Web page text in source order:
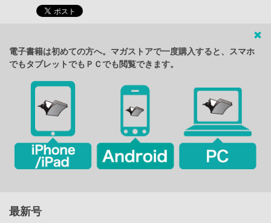
電子書籍は初めての方へ。マガストアで一度購入すると、スマホ
でもタブレットでもＰＣでも閲覧できます。
最新号